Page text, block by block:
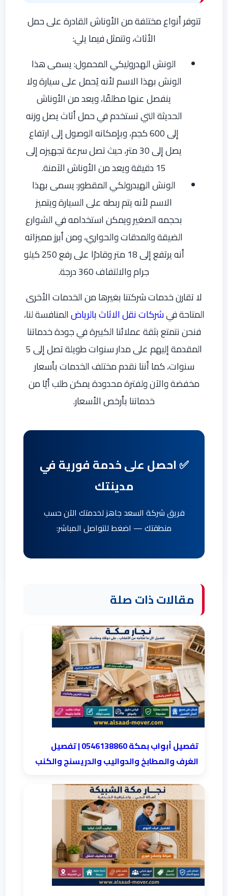
تتوفر أنواع مختلفة من الأوناش القادرة على حمل
الأثاث، وتتمثل فيما يلي:
الونش الهدروليكي المحمول: يسمى هذا
الونش بهذا الاسم لأنه يُحمل على سيارة ولا
ينفصل عنها مطلقًا، ويعد من الأوناش
الحديثة التي تستخدم في حمل أثاث يصل وزنه
إلى 600 كجم، وبإمكانه الوصول إلى ارتفاع
يصل إلى 30 متر، حيث تصل سرعة تجهيزه إلى
15 دقيقة ويعد من الأوناش الآمنة.
الونش الهيدرولكي المقطور: يسمى بهذا
الاسم لأنه يتم ربطه على السيارة ويتميز
بحجمه الصغير ويمكن استخدامه في الشوارع
الضيقة والمدقات والحواري، ومن أبرز مميزاته
أنه يرتفع إلى 18 متر وقادرًا على رفع 250 كيلو
جرام والالتفاف 360 درجة.
لا تقارن خدمات شركتنا بغيرها من الخدمات الأخرى
المتاحة فيشركات نقل الاثاث بالرياضالمنافسة لنا،
فنحن نتمتع بثقة عملائنا الكبيرة في جودة خدماتنا
المقدمة إليهم على مدار سنوات طويلة تصل إلى 5
سنوات، كما أننا نقدم مختلف الخدمات بأسعار
مخفضة والآن ولفترة محدودة يمكن طلب أيًا من
خدماتنا بأرخص الأسعار.
✅ احصل على خدمة فورية في
مدينتك
فريق شركة السعد جاهز لخدمتك الآن حسب
منطقتك — اضغط للتواصل المباشر:
مقالات ذات صلة
تفصيل أبواب بمكة 0546138860 | تفصيل
الغرف والمطابخ والدواليب والدريسنج والكنب